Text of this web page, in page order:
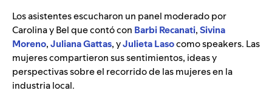
Los asistentes escucharon un panel moderado por
Carolina y Bel que contó con Barbi Recanati,Sivina
Moreno,Juliana Gattas, yJulieta Lasocomo speakers. Las
mujeres compartieron sus sentimientos, ideas y
perspectivas sobre el recorrido de las mujeres en la
industria local.